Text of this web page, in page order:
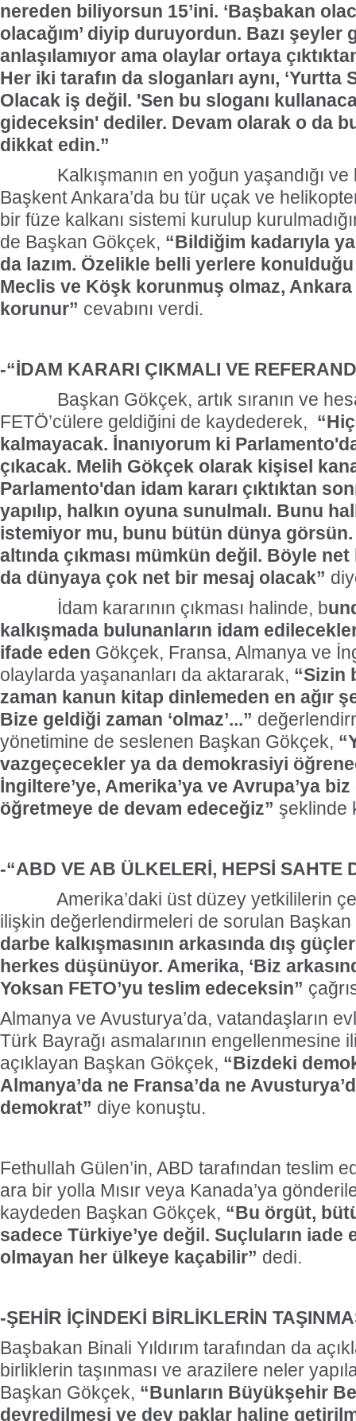
nereden biliyorsun 15’ini. ‘Başbakan
olacağım’ diyip duruyordun. Bazı şeyler
anlaşılamıyor ama olaylar ortaya
Her iki tarafın da sloganları aynı, ‘Yurtta
Olacak iş değil. 'Sen bu sloganı
gideceksin' dediler. Devam olarak o da
dikkat edin.”
Kalkışmanın en yoğun yaşandığı ve
Başkent Ankara’da bu tür uçak ve
bir füze kalkanı sistemi kurulup
de Başkan Gökçek, “Bildiğim kadarıyla
da lazım. Özelikle belli yerlere
Meclis ve Köşk korunmuş olmaz, Ankara
korunur” cevabını verdi.
-“İDAM KARARI ÇIKMALI VE
Başkan Gökçek, artık sıranın ve
FETÖ’cülere geldiğini de kaydederek,
kalmayacak. İnanıyorum ki
çıkacak. Melih Gökçek olarak kişisel
Parlamento'dan idam kararı çıktıktan
yapılıp, halkın oyuna sunulmalı. Bunu
istemiyor mu, bunu bütün dünya görsün.
altında çıkması mümkün değil. Böyle net
da dünyaya çok net bir mesaj olacak”
İdam kararının çıkması halinde, b
kalkışmada bulunanların idam
ifade eden Gökçek, Fransa, Almanya ve
olaylarda yaşananları da aktararak, “Sizin
zaman kanun kitap dinlemeden en ağır
Bize geldiği zaman ‘olmaz’...”
yönetimine de seslenen Başkan Gökçek,
vazgeçecekler ya da demokrasiyi
İngiltere’ye, Amerika’ya ve Avrupa’ya
öğretmeye de devam edeceğiz” şeklinde
-“ABD VE AB ÜLKELERİ, HEPSİ SAHTE
Amerika’daki üst düzey yetkililerin
ilişkin değerlendirmeleri de sorulan
darbe kalkışmasının arkasında dış
herkes düşünüyor. Amerika, ‘Biz
Yoksan FETO’yu teslim edeceksin”
Almanya ve Avusturya’da, vatandaşların
Türk Bayrağı asmalarının engellenmesine
açıklayan Başkan Gökçek, “Bizdeki
Almanya’da ne Fransa’da ne
demokrat” diye konuştu.
Fethullah Gülen’in, ABD tarafından teslim
ara bir yolla Mısır veya Kanada’ya
kaydeden Başkan Gökçek, “Bu örgüt,
sadece Türkiye’ye değil. Suçluların iade
olmayan her ülkeye kaçabilir” dedi.
-ŞEHİR İÇİNDEKİ BİRLİKLERİN
Başbakan Binali Yıldırım tarafından da
birliklerin taşınması ve arazilere neler
Başkan Gökçek, “Bunların Büyükşehir
devredilmesi ve dev paklar haline